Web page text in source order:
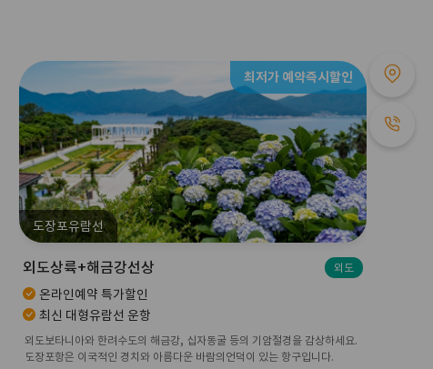
최저가 예약즉시할인
도장포유람선
외도상륙+해금강선상 외도
온라인예약 특가할인
최신 대형유람선 운항
외도보타니아와 한려수도의 해금강, 십자동굴 등의 기암절경을 감상하세요.
도장포항은 이국적인 경치와 아름다운 바람의언덕이 있는 항구입니다.